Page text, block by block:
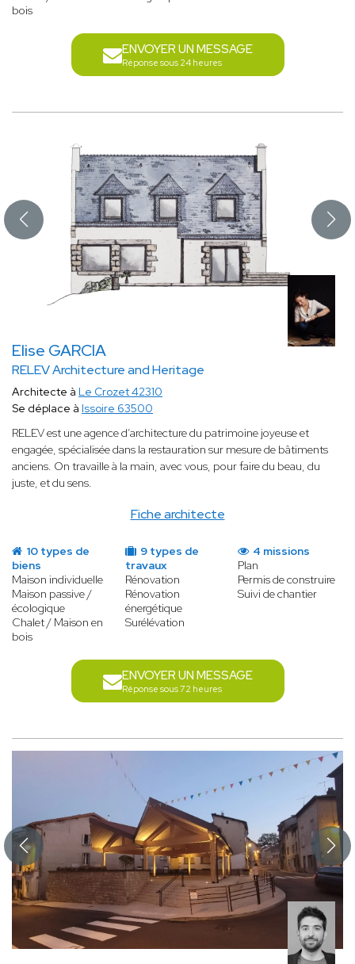
bois
ENVOYER UN MESSAGE
Réponse sous 24 heures
Elise GARCIA
RELEV Architecture and Heritage
Fiche architecte
Architecte à Le Crozet 42310
Se déplace à Issoire 63500
RELEV est une agence d’architecture du patrimoine joyeuse et
engagée, spécialisée dans la restauration sur mesure de bâtiments
anciens. On travaille à la main, avec vous, pour faire du beau, du
juste, et du sens.
10 types de
biens
Maison individuelle
Maison passive /
écologique
Chalet / Maison en
bois
9 types de
travaux
Rénovation
Rénovation
énergétique
Surélévation
4 missions
Plan
Permis de construire
Suivi de chantier
ENVOYER UN MESSAGE
Réponse sous 72 heures